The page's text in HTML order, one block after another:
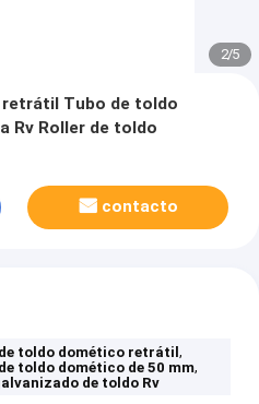
2/5
Tubo de toldo
Rv Roller de toldo
contacto
toldo domético retrátil,
toldo domético de 50 mm,
de toldo Rv